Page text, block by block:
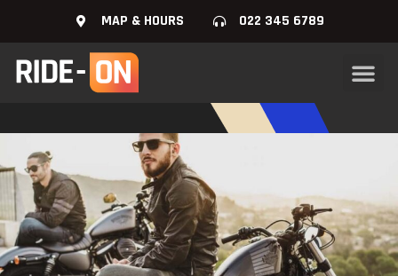
MAP & HOURS 022 345 6789